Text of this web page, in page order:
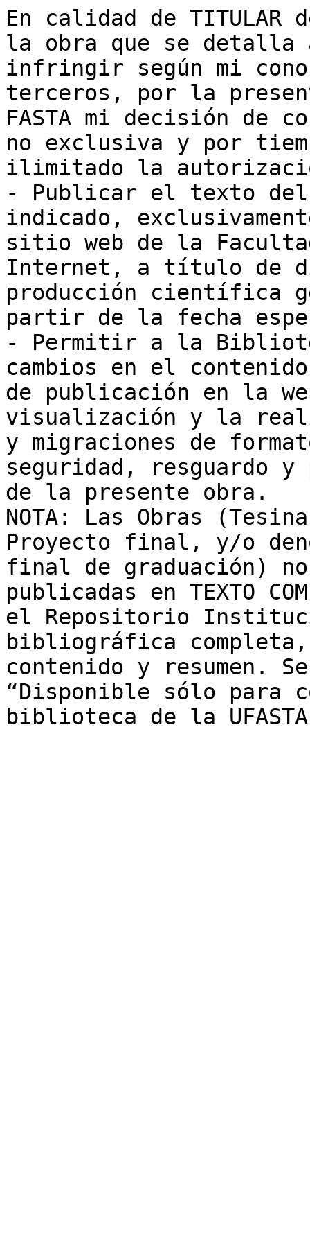
En calidad de
la obra que se
infringir según mi
terceros, por la
FASTA mi decisión de
no exclusiva y por
ilimitado la
- Publicar el texto del
indicado,
sitio web de la
Internet, a título de
producción científica
partir de la fecha
- Permitir a la
cambios en el
de publicación en la
visualización y la
y migraciones de
seguridad, resguardo
de la presente obra.
NOTA: Las Obras
Proyecto final, y/o
final de graduación)
publicadas en TEXTO
el Repositorio
bibliográfica
contenido y resumen.
“Disponible sólo para